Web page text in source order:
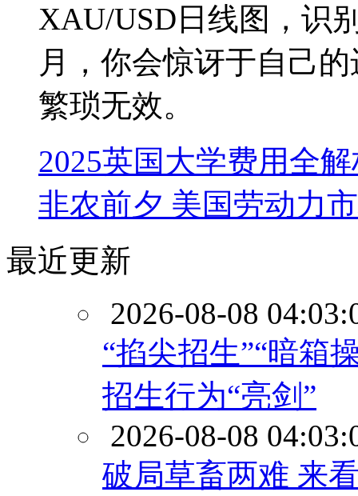
XAU/USD日线图，识
月，你会惊讶于自己
繁琐无效。
2025英国大学费用全
非农前夕 美国劳动力
最近更新
2026-08-08
“掐尖招生”“暗
招生行为“亮剑”
2026-08-08
破局草畜两难 来